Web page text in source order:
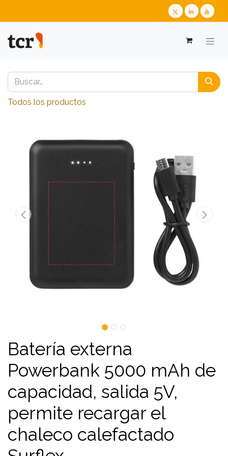
Todos los productos
Batería externa
Powerbank 5000 mAh de
capacidad, salida 5V,
permite recargar el
chaleco calefactado